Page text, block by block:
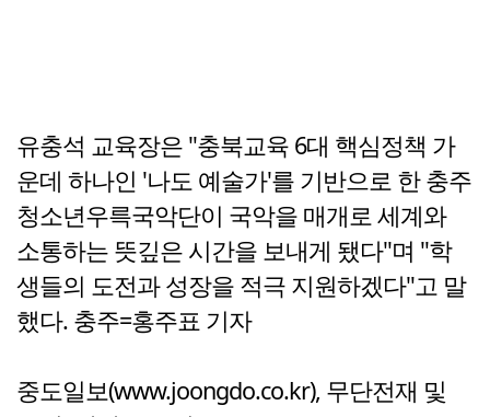
유충석 교육장은 "충북교육 6대 핵심정책 가
운데 하나인 '나도 예술가'를 기반으로 한 충주
청소년우륵국악단이 국악을 매개로 세계와
소통하는 뜻깊은 시간을 보내게 됐다"며 "학
생들의 도전과 성장을 적극 지원하겠다"고 말
했다. 충주=홍주표 기자
중도일보(www.joongdo.co.kr), 무단전재 및